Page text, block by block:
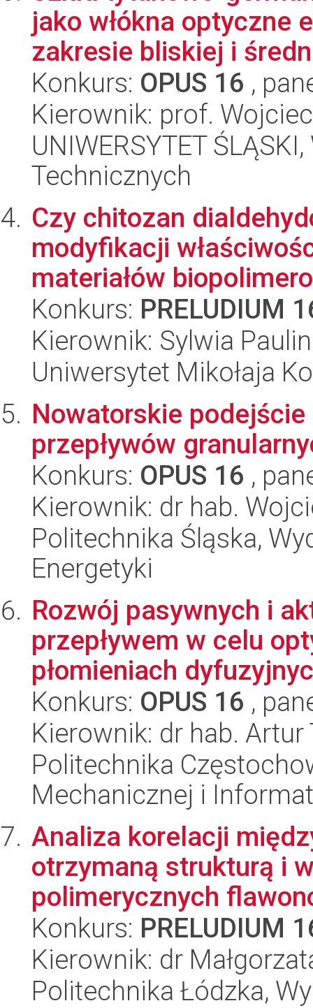
jako włókna optyczne
zakresie bliskiej i
Konkurs: OPUS 16 ,
Kierownik: prof.
UNIWERSYTET
Technicznych
Czy chitozan
modyfikacji
materiałów
Konkurs: PRELUDIUM
Kierownik: Sylwia
Uniwersytet Mikołaja
Nowatorskie
przepływów
Konkurs: OPUS 16 ,
Kierownik: dr hab.
Politechnika Śląska,
Energetyki
Rozwój pasywnych i
przepływem w celu
płomieniach
Konkurs: OPUS 16 ,
Kierownik: dr hab.
Politechnika
Mechanicznej i
Analiza korelacji
otrzymaną strukturą i
polimerycznych
Konkurs: PRELUDIUM
Kierownik: dr
Politechnika Łódzka,